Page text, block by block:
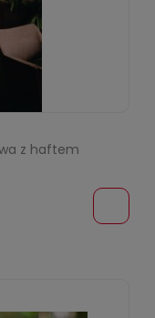
z haftem